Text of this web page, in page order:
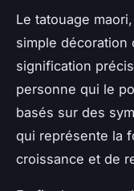
Le tatouage
simple décoration
signification
personne qui le
basés sur des
qui représente la
croissance et de